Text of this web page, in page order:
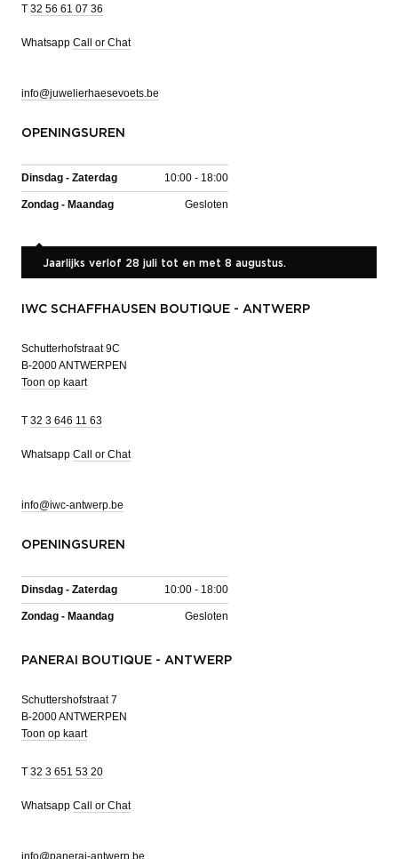
T 32 56 61 07 36
Whatsapp Call or Chat
info@juwelierhaesevoets.be
OPENINGSUREN
Dinsdag - Zaterdag 10:00 - 18:00
Zondag - Maandag Gesloten
Jaarlijks verlof 28 juli tot en met 8 augustus.
IWC SCHAFFHAUSEN BOUTIQUE - ANTWERP
Schutterhofstraat 9C
B-2000 ANTWERPEN
Toon op kaart
T 32 3 646 11 63
Whatsapp Call or Chat
info@iwc-antwerp.be
OPENINGSUREN
Dinsdag - Zaterdag 10:00 - 18:00
Zondag - Maandag Gesloten
PANERAI BOUTIQUE - ANTWERP
Schuttershofstraat 7
B-2000 ANTWERPEN
Toon op kaart
T 32 3 651 53 20
Whatsapp Call or Chat
info@panerai-antwerp.be